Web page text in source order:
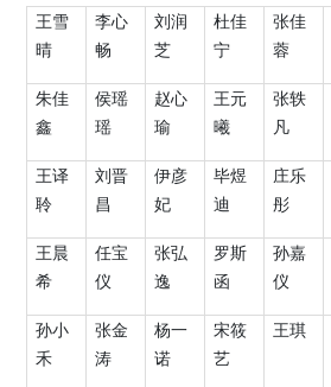
王雪
晴
李心
畅
刘润
芝
杜佳
宁
张佳
蓉
朱佳
鑫
侯瑶
瑶
赵心
瑜
王元
曦
张轶
凡
王译
聆
刘晋
昌
伊彦
妃
毕煜
迪
庄乐
彤
王晨
希
任宝
仪
张弘
逸
罗斯
函
孙嘉
仪
孙小
禾
张金
涛
杨一
诺
宋筱
艺
王琪